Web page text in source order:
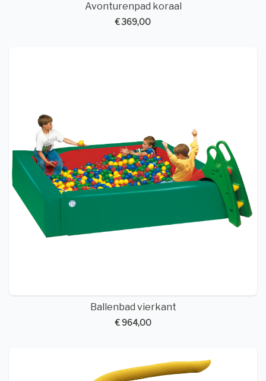
Avonturenpad koraal
€ 369,00
Ballenbad vierkant
€ 964,00